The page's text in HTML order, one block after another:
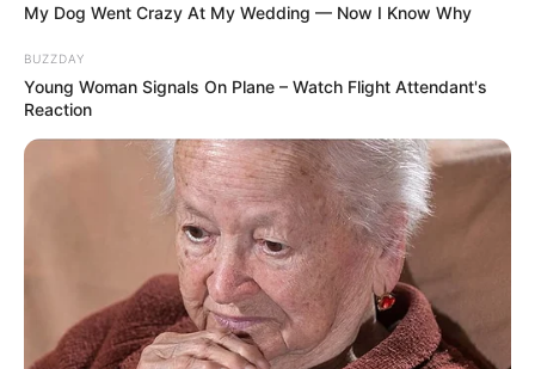
My Dog Went Crazy At My Wedding — Now I Know Why
BUZZDAY
Young Woman Signals On Plane – Watch Flight Attendant's
Reaction